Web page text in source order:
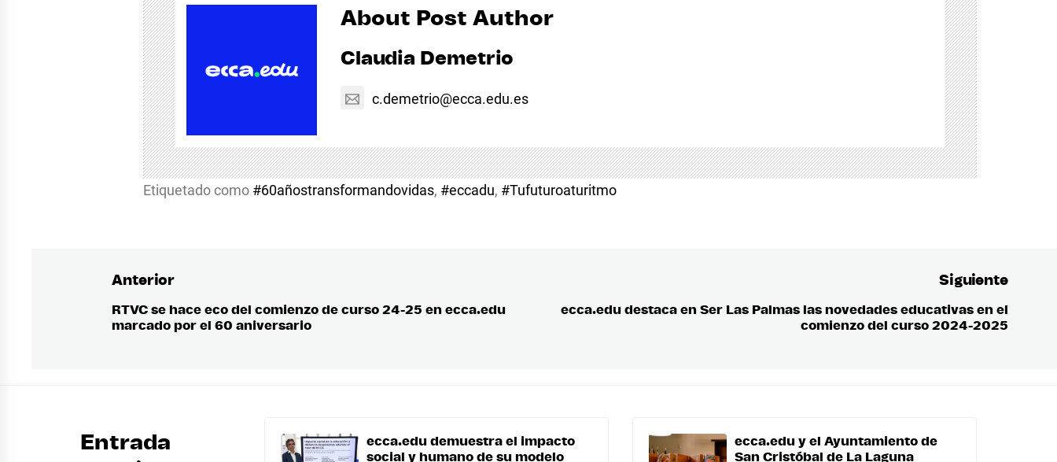
About Post Author
Claudia Demetrio
c.demetrio@ecca.edu.es
Etiquetado como #60añostransformandovidas, #eccadu, #Tufuturoaturitmo
Navegación
de
Anterior
Entrada
RTVC se hace eco del comienzo de curso 24-25 en ecca.edu
marcado por el 60 aniversario
Siguiente
ecca.edu destaca en Ser Las Palmas las novedades educativas en el
comienzo del curso 2024-2025
Entrada
ecca.edu demuestra el impacto
social y humano de su modelo
ecca.edu y el Ayuntamiento de
San Cristóbal de La Laguna